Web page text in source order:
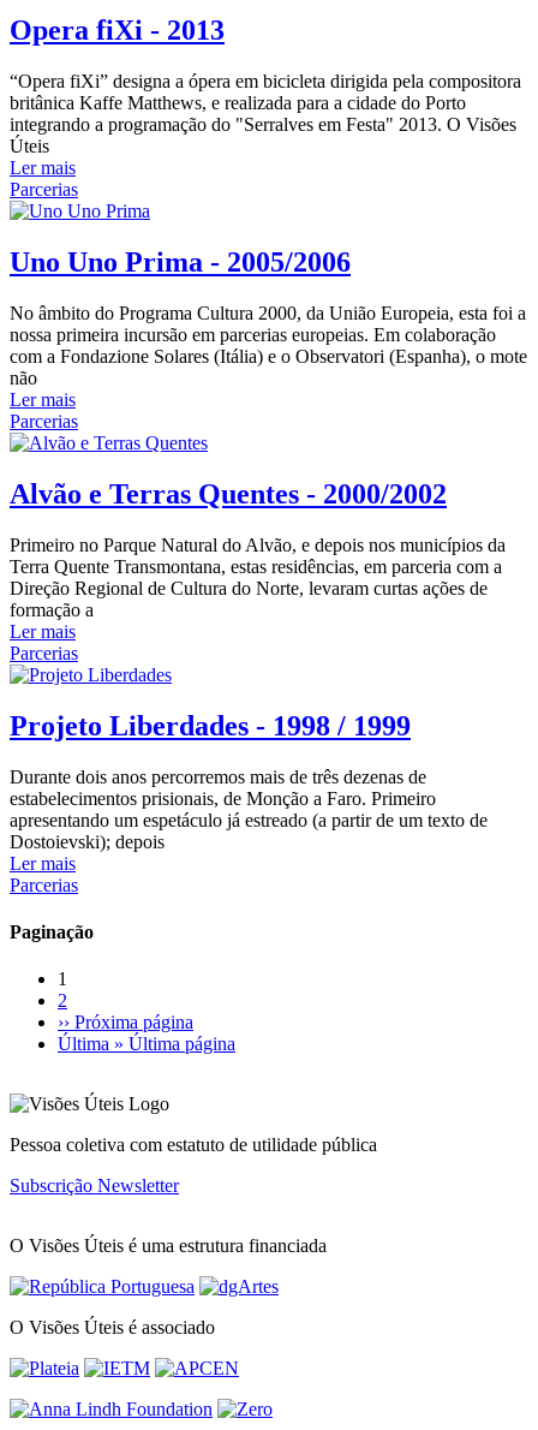
Opera fiXi - 2013
“Opera fiXi” designa a ópera em bicicleta dirigida pela compositora
britânica Kaffe Matthews, e realizada para a cidade do Porto
integrando a programação do "Serralves em Festa" 2013. O Visões
Úteis
Ler mais
Parcerias
Uno Uno Prima - 2005/2006
No âmbito do Programa Cultura 2000, da União Europeia, esta foi a
nossa primeira incursão em parcerias europeias. Em colaboração
com a Fondazione Solares (Itália) e o Observatori (Espanha), o mote
não
Ler mais
Parcerias
Alvão e Terras Quentes - 2000/2002
Primeiro no Parque Natural do Alvão, e depois nos municípios da
Terra Quente Transmontana, estas residências, em parceria com a
Direção Regional de Cultura do Norte, levaram curtas ações de
formação a
Ler mais
Parcerias
Projeto Liberdades - 1998 / 1999
Durante dois anos percorremos mais de três dezenas de
estabelecimentos prisionais, de Monção a Faro. Primeiro
apresentando um espetáculo já estreado (a partir de um texto de
Dostoievski); depois
Ler mais
Parcerias
Paginação
1
2
›› Próxima página
Última » Última página
Pessoa coletiva com estatuto de utilidade pública
Subscrição Newsletter
O Visões Úteis é uma estrutura financiada
O Visões Úteis é associado